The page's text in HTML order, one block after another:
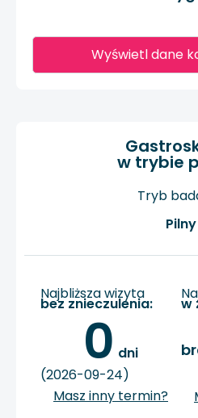
Wyświetl dane
w trybie
Tryb
Pilny
Najbliższa wizyta
bez znieczulenia:
0 dni
(2026-09-24)
Masz inny termin?
w